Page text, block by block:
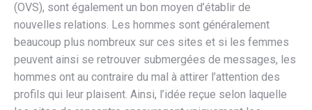
(OVS), sont également un bon moyen d’établir de
nouvelles relations. Les hommes sont généralement
beaucoup plus nombreux sur ces sites et si les femmes
peuvent ainsi se retrouver submergées de messages, les
hommes ont au contraire du mal à attirer l’attention des
profils qui leur plaisent. Ainsi, l’idée reçue selon laquelle